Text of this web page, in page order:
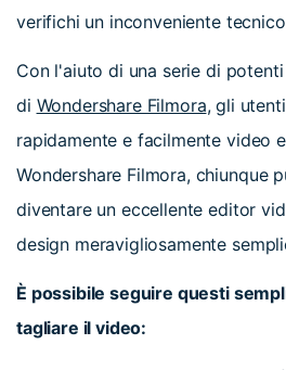
verifichi un inconveniente
Con l'aiuto di una serie di
di Wondershare Filmora, gli
rapidamente e facilmente video
Wondershare Filmora, chiunque
diventare un eccellente editor
design meravigliosamente
È possibile seguire questi
tagliare il video: